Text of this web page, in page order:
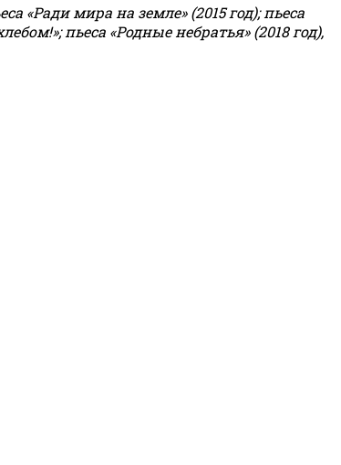
«Ради мира на земле» (2015 год); пьеса
;пьеса «Родные небратья» (2018 год),